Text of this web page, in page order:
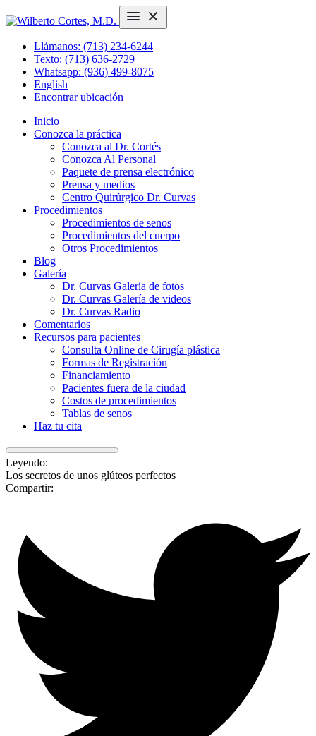
Llámanos: (713) 234-6244
Texto: (713) 636-2729
Whatsapp: (936) 499-8075
English
Encontrar ubicación
Inicio
Conozca la práctica
Conozca al Dr. Cortés
Conozca Al Personal
Paquete de prensa electrónico
Prensa y medios
Centro Quirúrgico Dr. Curvas
Procedimientos
Procedimientos de senos
Procedimientos del cuerpo
Otros Procedimientos
Blog
Galería
Dr. Curvas Galería de fotos
Dr. Curvas Galería de videos
Dr. Curvas Radio
Comentarios
Recursos para pacientes
Consulta Online de Cirugía plástica
Formas de Registración
Financiamiento
Pacientes fuera de la ciudad
Costos de procedimientos
Tablas de senos
Haz tu cita
Leyendo:
Los secretos de unos glúteos perfectos
Compartir: